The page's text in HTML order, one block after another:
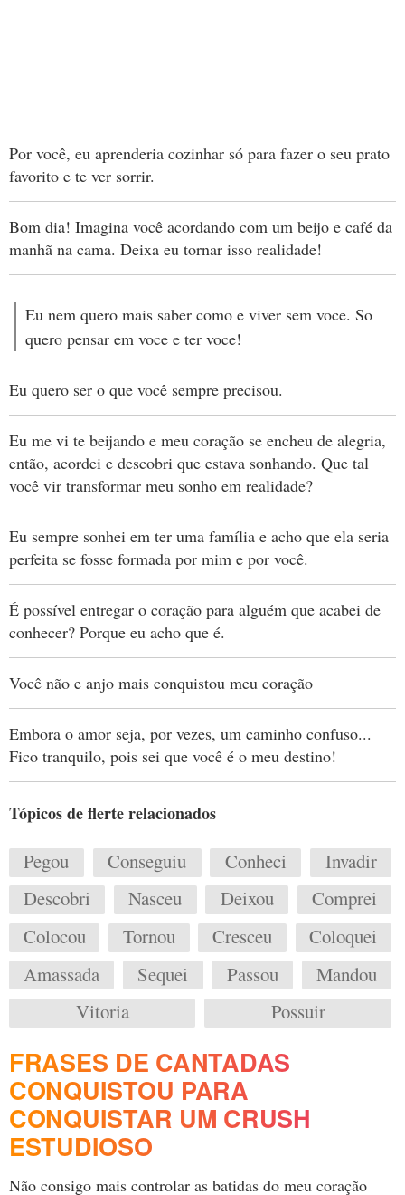
Por você, eu aprenderia cozinhar só para fazer o seu prato
favorito e te ver sorrir.
Bom dia! Imagina você acordando com um beijo e café da
manhã na cama. Deixa eu tornar isso realidade!
Eu nem quero mais saber como e viver sem voce. So
quero pensar em voce e ter voce!
Eu quero ser o que você sempre precisou.
Eu me vi te beijando e meu coração se encheu de alegria,
então, acordei e descobri que estava sonhando. Que tal
você vir transformar meu sonho em realidade?
Eu sempre sonhei em ter uma família e acho que ela seria
perfeita se fosse formada por mim e por você.
É possível entregar o coração para alguém que acabei de
conhecer? Porque eu acho que é.
Você não e anjo mais conquistou meu coração
Embora o amor seja, por vezes, um caminho confuso...
Fico tranquilo, pois sei que você é o meu destino!
Tópicos de flerte relacionados
Pegou Conseguiu Conheci
Invadir
Descobri
Nasceu Deixou
Comprei
Colocou
Tornou Cresceu
Coloquei
Amassada
Sequei Passou
Mandou
Vitoria
Possuir
FRASES DE CANTADAS
CONQUISTOU PARA
CONQUISTAR UM CRUSH
ESTUDIOSO
Não consigo mais controlar as batidas do meu coração